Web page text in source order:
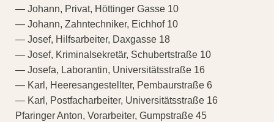
— Johann, Privat, Höttinger Gasse 10
— Johann, Zahntechniker, Eichhof 10
— Josef, Hilfsarbeiter, Daxgasse 18
— Josef, Kriminalsekretär, Schubertstraße 10
— Josefa, Laborantin, Universitätsstraße 16
— Karl, Heeresangestellter, Pembaurstraße 6
— Karl, Postfacharbeiter, Universitätsstraße 16
Pfaringer Anton, Vorarbeiter, Gumpstraße 45